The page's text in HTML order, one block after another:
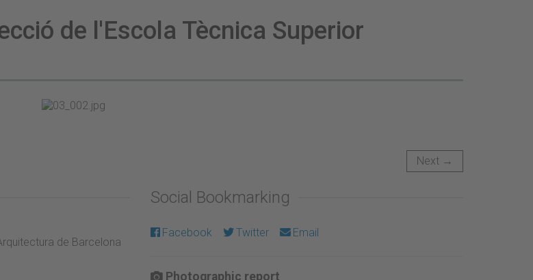
de l'Escola Tècnica Superior
Next →
de Barcelona
Social Bookmarking
Facebook Twitter Email
Photographic report